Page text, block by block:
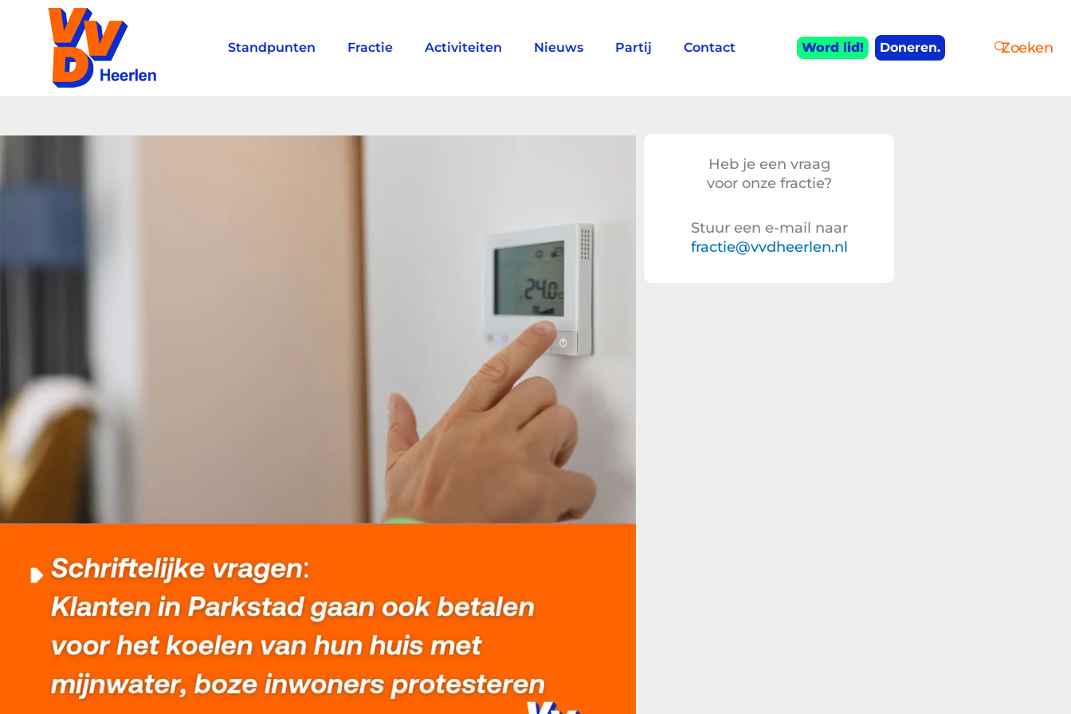
Standpunten Fractie Activiteiten Nieuws Partij Contact Word lid! Doneren. Zoeken
Heb je een vraag
voor onze fractie?
Stuur een e-mail naar
fractie@vvdheerlen.nl